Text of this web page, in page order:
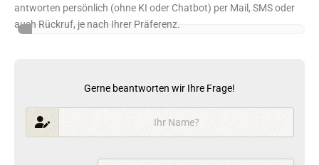
antworten persönlich (ohne KI oder Chatbot) per Mail, SMS oder
auch Rückruf, je nach Ihrer Präferenz.
Gerne beantworten wir Ihre Frage!